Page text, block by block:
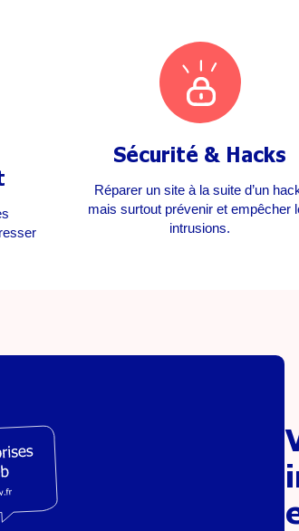
Sécurité & Hacks
Réparer un site à la suite d’un
mais surtout prévenir et empêcher
intrusions.